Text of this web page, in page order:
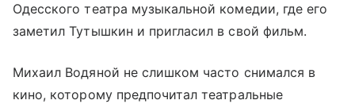
Одесского театра музыкальной комедии, где его
заметил Тутышкин и пригласил в свой фильм.
Михаил Водяной не слишком часто снимался в
кино, которому предпочитал театральные